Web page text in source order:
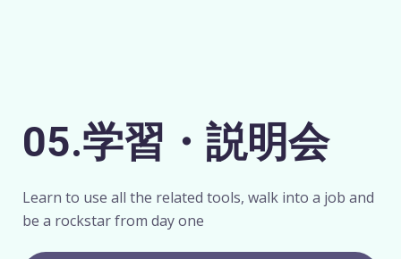
05.学習・説明会
Learn to use all the related tools, walk into a job and
be a rockstar from day one